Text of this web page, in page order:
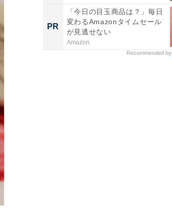
PR
「今日の目玉商品は？」毎日
変わるAmazonタイムセール
が見逃せない
Amazon
Recommended by